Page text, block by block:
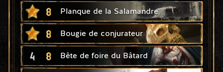
8 Planque de la Salamandre
8 Bougie de conjurateur
4 8 Bête de foire du Bâtard